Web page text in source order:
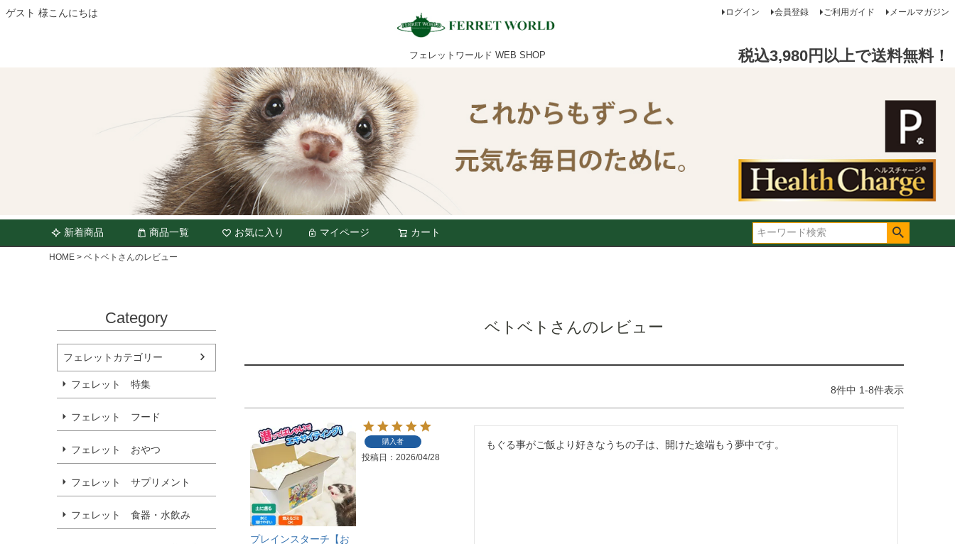
ゲスト 様こんにちは
フェレットワールド WEB SHOP
ログイン 会員登録 ご利用ガイド メールマガジン
税込3,980円以上で送料無料！
新着商品 商品一覧 お気に入り マイページ カート
HOME ベトベトさんのレビュー
Category
フェレットカテゴリー
フェレット 特集
フェレット フード
フェレット おやつ
フェレット サプリメント
フェレット 食器・水飲み
ベトベトさんのレビュー
8件中 1-8件表示
プレインスターチ【お
購入者
投稿日 2026/04/28
もぐる事がご飯より好きなうちの子は、開けた途端もう夢中です。